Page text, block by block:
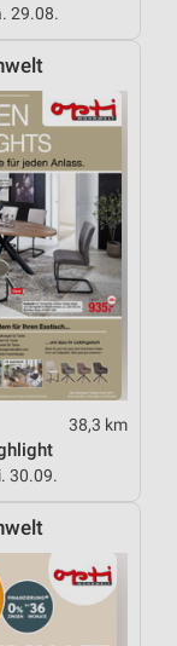
29.08.
38,3 km
30.09.